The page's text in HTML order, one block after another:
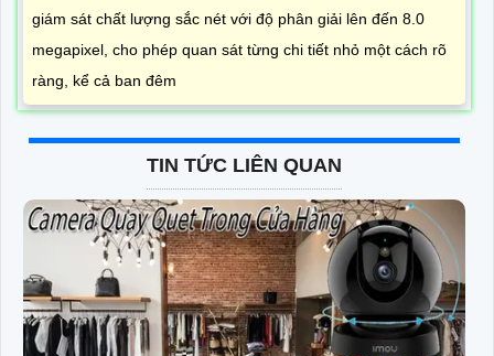
giám sát chất lượng sắc nét với độ phân giải lên đến 8.0
megapixel, cho phép quan sát từng chi tiết nhỏ một cách rõ
ràng, kể cả ban đêm
TIN TỨC LIÊN QUAN